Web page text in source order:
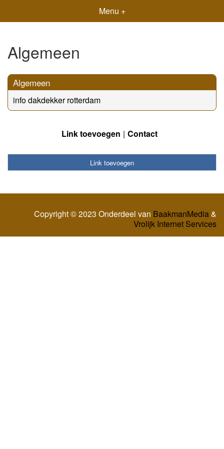
Menu +
Algemeen
Algemeen
info dakdekker rotterdam
Link toevoegen Contact
Link toevoegen
Copyright © 2023 Onderdeel van BaakmanMedia&
Vrolijk Internet Services